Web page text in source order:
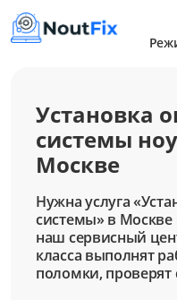
Установка
системы
Москве
Нужна услуга
системы» в Москве
наш сервисный
класса выполнят
поломки, проверят